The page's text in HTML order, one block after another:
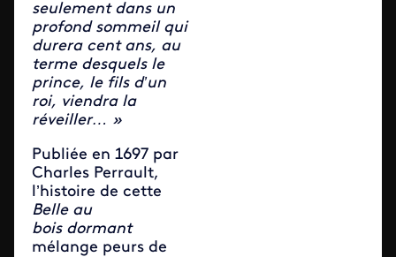
seulement dans un
profond sommeil qui
durera cent ans, au
terme desquels le
prince, le fils d’un
roi, viendra la
réveiller… »
Publiée en 1697 par
Charles Perrault,
l’histoire de cette
Belle au
bois dormant
mélange peurs de